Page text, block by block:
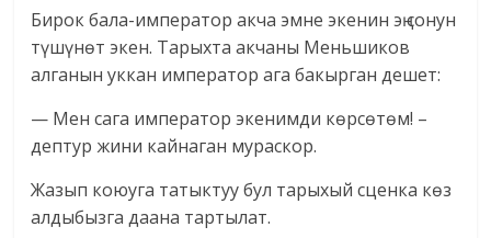
Бирок бала-император акча эмне экенин эң сонун
түшүнөт экен. Тарыхта акчаны Меньшиков
алганын уккан император ага бакырган дешет:
— Мен сага император экенимди көрсөтөм! –
дептур жини кайнаган мураскор.
Жазып коюуга татыктуу бул тарыхый сценка көз
алдыбызга даана тартылат.